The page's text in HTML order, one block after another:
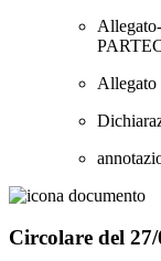
Allegato
Circolare del